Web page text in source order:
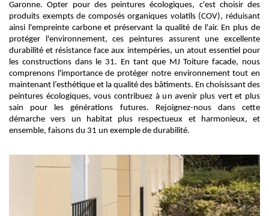
Garonne. Opter pour des peintures écologiques, c'est choisir des
produits exempts de composés organiques volatils (COV), réduisant
ainsi l'empreinte carbone et préservant la qualité de l'air. En plus de
protéger l'environnement, ces peintures assurent une excellente
durabilité et résistance face aux intempéries, un atout essentiel pour
les constructions dans le 31. En tant que MJ Toiture facade, nous
comprenons l'importance de protéger notre environnement tout en
maintenant l’esthétique et la qualité des bâtiments. En choisissant des
peintures écologiques, vous contribuez à un avenir plus vert et plus
sain pour les générations futures. Rejoignez-nous dans cette
démarche vers un habitat plus respectueux et harmonieux, et
ensemble, faisons du 31 un exemple de durabilité.